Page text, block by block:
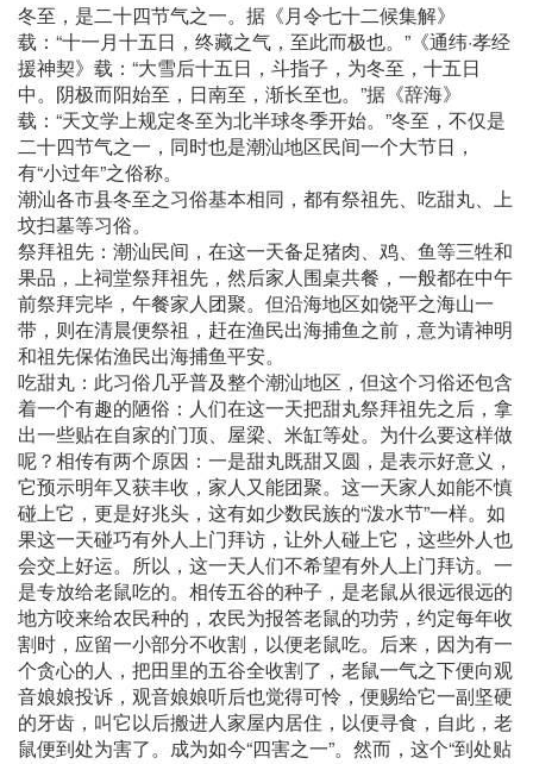
冬至，是二十四节气之一。据《月令七十二候集解》
载：“十一月十五日，终藏之气，至此而极也。”《通纬·孝经
援神契》载：“大雪后十五日，斗指子，为冬至，十五日
中。阴极而阳始至，日南至，渐长至也。”据《辞海》
载：“天文学上规定冬至为北半球冬季开始。”冬至，不仅是
二十四节气之一，同时也是潮汕地区民间一个大节日，
有“小过年”之俗称。
潮汕各市县冬至之习俗基本相同，都有祭祖先、吃甜丸、上
坟扫墓等习俗。
祭拜祖先：潮汕民间，在这一天备足猪肉、鸡、鱼等三牲和
果品，上祠堂祭拜祖先，然后家人围桌共餐，一般都在中午
前祭拜完毕，午餐家人团聚。但沿海地区如饶平之海山一
带，则在清晨便祭祖，赶在渔民出海捕鱼之前，意为请神明
和祖先保佑渔民出海捕鱼平安。
吃甜丸：此习俗几乎普及整个潮汕地区，但这个习俗还包含
着一个有趣的陋俗：人们在这一天把甜丸祭拜祖先之后，拿
出一些贴在自家的门顶、屋梁、米缸等处。为什么要这样做
呢？相传有两个原因：一是甜丸既甜又圆，是表示好意义，
它预示明年又获丰收，家人又能团聚。这一天家人如能不慎
碰上它，更是好兆头，这有如少数民族的“泼水节”一样。如
果这一天碰巧有外人上门拜访，让外人碰上它，这些外人也
会交上好运。所以，这一天人们不希望有外人上门拜访。一
是专放给老鼠吃的。相传五谷的种子，是老鼠从很远很远的
地方咬来给农民种的，农民为报答老鼠的功劳，约定每年收
割时，应留一小部分不收割，以便老鼠吃。后来，因为有一
个贪心的人，把田里的五谷全收割了，老鼠一气之下便向观
音娘娘投诉，观音娘娘听后也觉得可怜，便赐给它一副坚硬
的牙齿，叫它以后搬进人家屋内居住，以便寻食，自此，老
鼠便到处为害了。成为如今“四害之一”。然而，这个“到处贴